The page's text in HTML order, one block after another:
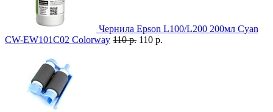
Чернила Epson L100/L200 200мл Cyan
CW-EW101C02 Colorway 110 р. 110 р.